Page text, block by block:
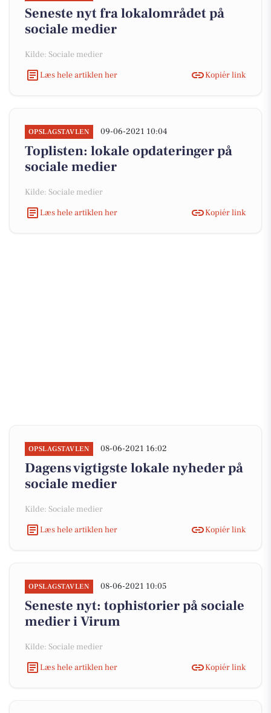
Seneste nyt fra lokalområdet på
sociale medier
Kilde: Sociale medier
Læs hele artiklen her
Kopiér link
OPSLAGSTAVLEN 09-06-2021 10:04
Toplisten: lokale opdateringer på
sociale medier
Kilde: Sociale medier
Læs hele artiklen her
Kopiér link
OPSLAGSTAVLEN 08-06-2021 16:02
Dagens vigtigste lokale nyheder på
sociale medier
Kilde: Sociale medier
Læs hele artiklen her
Kopiér link
OPSLAGSTAVLEN 08-06-2021 10:05
Seneste nyt: tophistorier på sociale
medier i Virum
Kilde: Sociale medier
Læs hele artiklen her
Kopiér link